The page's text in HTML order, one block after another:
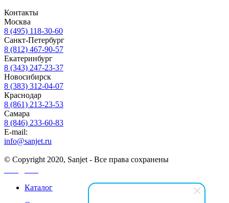
Контакты
Москва
8 (495) 118-30-60
Санкт-Петербург
8 (812) 467-90-57
Екатеринбург
8 (343) 247-23-37
Новосибирск
8 (383) 312-04-07
Краснодар
8 (861) 213-23-53
Самара
8 (846) 233-60-83
E-mail:
info@sanjet.ru
© Copyright 2020, Sanjet - Все права сохранены
Каталог